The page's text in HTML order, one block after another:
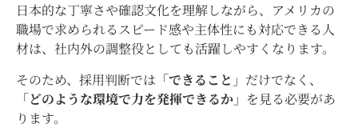
日本的な丁寧さや確認文化を理解しながら、アメリカの
職場で求められるスピード感や主体性にも対応できる人
材は、社内外の調整役としても活躍しやすくなります。
そのため、採用判断では 「できること」 だけでなく、
「どのような環境で力を発揮できるか」 を見る必要があ
ります。